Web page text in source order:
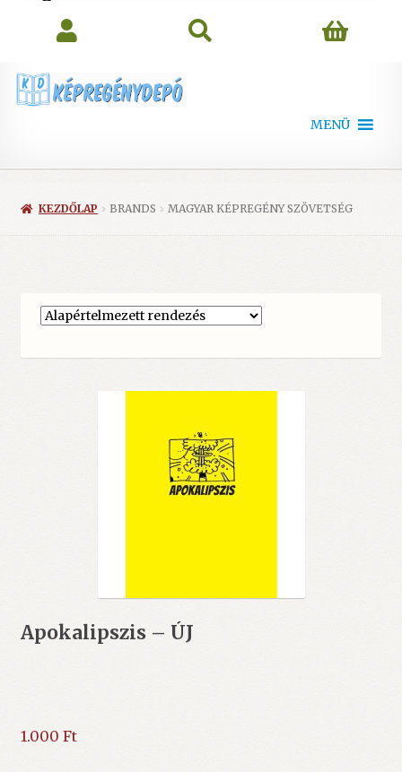
MENÜ
KEZDŐLAP BRANDS MAGYAR KÉPREGÉNY SZÖVETSÉG
Apokalipszis – ÚJ
1.000 Ft